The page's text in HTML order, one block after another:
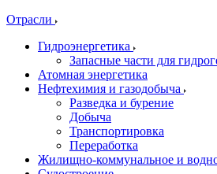
Отрасли
Гидроэнергетика
Запасные части для
Атомная энергетика
Нефтехимия и газодобыча
Разведка и бурение
Добыча
Транспортировка
Переработка
Жилищно-коммунальное и